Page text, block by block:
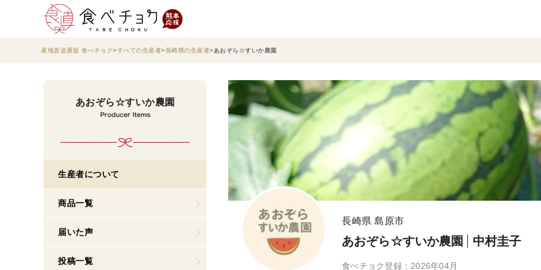
産地直送通販 食べチョク すべての生産者 長崎県の生産者 あおぞら☆すいか農園
長崎県 島原市
あおぞら☆すいか農園 中村圭子
食べチョク登録：2026年04月
あおぞら☆すいか農園
生産者について
商品一覧
届いた声
投稿一覧